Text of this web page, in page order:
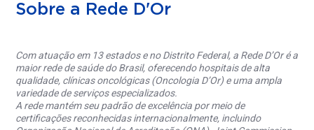
Sobre a Rede D'Or
Com atuação em 13 estados e no Distrito Federal, a Rede D’Or é a
maior rede de saúde do Brasil, oferecendo hospitais de alta
qualidade, clínicas oncológicas (Oncologia D’Or) e uma ampla
variedade de serviços especializados.
A rede mantém seu padrão de excelência por meio de
certificações reconhecidas internacionalmente, incluindo